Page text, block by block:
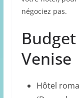
négociez pas.
Venise
Hôtel